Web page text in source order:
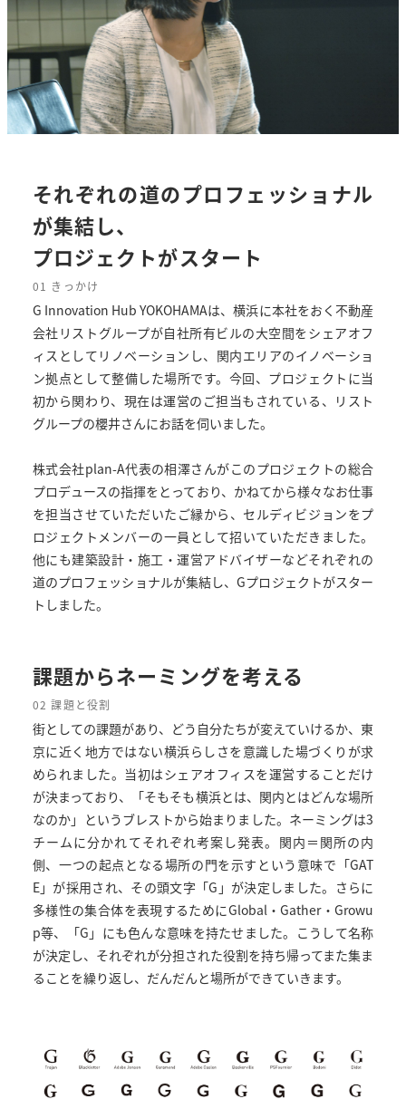
それぞれの道のプロフェッショナル
が集結し、
プロジェクトがスタート
01 きっかけ
G Innovation Hub YOKOHAMAは、横浜に本社をおく不動産
会社リストグループが自社所有ビルの大空間をシェアオフ
ィスとしてリノベーションし、関内エリアのイノベーショ
ン拠点として整備した場所です。今回、プロジェクトに当
初から関わり、現在は運営のご担当もされている、リスト
グループの櫻井さんにお話を伺いました。
株式会社plan-A代表の相澤さんがこのプロジェクトの総合
プロデュースの指揮をとっており、かねてから様々なお仕事
を担当させていただいたご縁から、セルディビジョンをプ
ロジェクトメンバーの一員として招いていただきました。
他にも建築設計・施工・運営アドバイザーなどそれぞれの
道のプロフェッショナルが集結し、Gプロジェクトがスター
トしました。
課題からネーミングを考える
02 課題と役割
街としての課題があり、どう自分たちが変えていけるか、東
京に近く地方ではない横浜らしさを意識した場づくりが求
められました。当初はシェアオフィスを運営することだけ
が決まっており、「そもそも横浜とは、関内とはどんな場所
なのか」というブレストから始まりました。ネーミングは3
チームに分かれてそれぞれ考案し発表。関内＝関所の内
側、一つの起点となる場所の門を示すという意味で「GAT
E」が採用され、その頭文字「G」が決定しました。さらに
多様性の集合体を表現するためにGlobal・Gather・Growu
p等、「G」にも色んな意味を持たせました。こうして名称
が決定し、それぞれが分担された役割を持ち帰ってまた集ま
ることを繰り返し、だんだんと場所ができていきます。